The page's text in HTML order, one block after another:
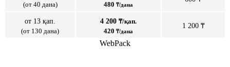
(от 40 дана) 480 ₸/дана
от 13 қап.
(от 130 дана)
4 200 ₸/қап.
420 ₸/дана
1 200 ₸
WebPack